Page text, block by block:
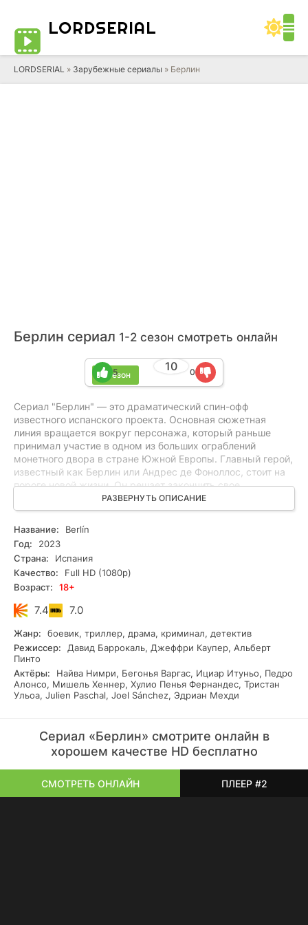
LORDSERIAL
LORDSERIAL » Зарубежные сериалы » Берлин
Берлин сериал 1-2 сезон смотреть онлайн
2 сезон
10
5 0
Сериал "Берлин" — это драматический спин-офф
известного испанского проекта. Основная сюжетная
линия вращается вокруг персонажа, который раньше
принимал участие в одном из больших ограблений
монетного двора в стране Южной Европы. Главный герой,
известный как Берлин или Андрес де Фоноллос, стоит на
пороге новой жизни. Он решает закончить свое
преступное прошлое и начать все с чистого листа,
стремясь восстановить нормальную жизнь, как у
обычных людей. Берлин был одним из наиболее
создатели сериала предлагают нам окунуться в спин-офф,
посвященный этому герою.
РАЗВЕРНУТЬ ОПИСАНИЕ
Название:
Berlín
Год:
2023
Страна:
Испания
Качество:
Full HD (1080p)
Возраст:
18+
7.4 7.0
Жанр:
боевик, триллер, драма, криминал, детектив
Режиссер:
Давид Баррокаль, Джеффри Каупер, Альберт
Пинто
Актёры:
Найва Нимри, Бегонья Варгас, Ициар Итуньо, Педро
Алонсо, Мишель Хеннер, Хулио Пенья Фернандес, Тристан
Ульоа, Julien Paschal, Joel Sánchez, Эдриан Мехди
Сериал «Берлин» смотрите онлайн в
хорошем качестве HD бесплатно
СМОТРЕТЬ ОНЛАЙН ПЛЕЕР #2